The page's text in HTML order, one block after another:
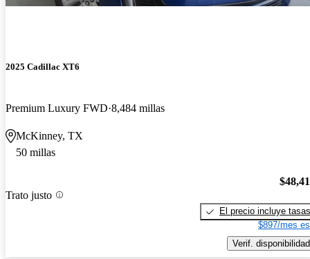
2025 Cadillac XT6
Premium Luxury FWD 8,484 millas
McKinney, TX
50 millas
Trato justo
El precio incluye tasas
$897/mes
Verif. disponibilidad